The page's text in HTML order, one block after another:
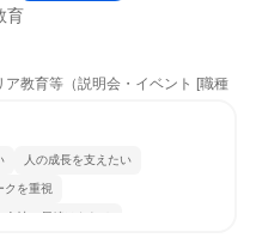
育
教育等（説明会・イベント [職種
人の成長を支えたい
クを重視
会社に居続けられる